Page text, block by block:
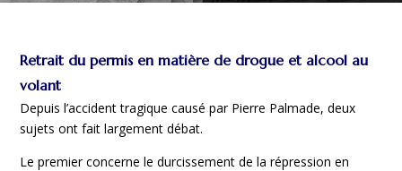
Retrait du permis en matière de drogue et alcool au
volant
Depuis l’accident tragique causé par Pierre Palmade, deux
sujets ont fait largement débat.
Le premier concerne le durcissement de la répression en